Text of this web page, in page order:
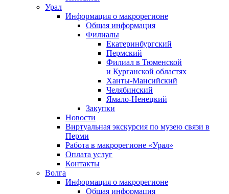
Урал
Информация о макрорегионе
Общая информация
Филиалы
Екатеринбургский
Пермский
Филиал в Тюменской
и Курганской областях
Ханты-Мансийский
Челябинский
Ямало-Ненецкий
Закупки
Новости
Виртуальная экскурсия по музею связи в
Перми
Работа в макрорегионе «Урал»
Оплата услуг
Контакты
Волга
Информация о макрорегионе
Общая информация